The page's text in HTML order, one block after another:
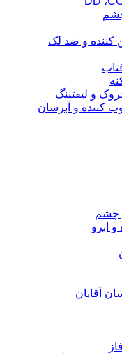
کننده و ضد لک
و لیفتینگ
کننده و آبرسان
چشم
ابرو
آقایان